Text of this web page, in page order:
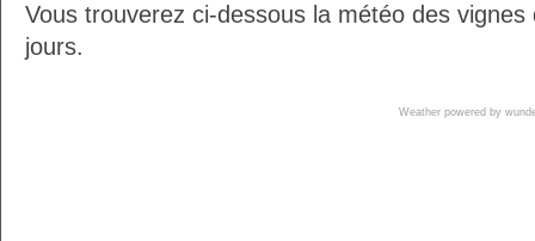
Vous trouverez ci-dessous la météo des
jours.
Weather powered by